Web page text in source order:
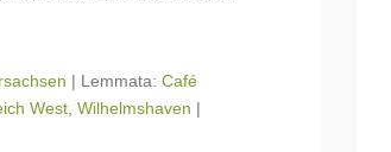
| Lemmata: Café
West Wilhelmshaven |